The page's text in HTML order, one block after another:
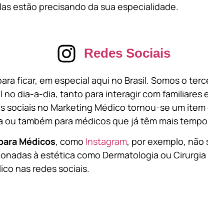
estão precisando da sua especialidade.
Redes Sociais
ficar, em especial aqui no Brasil. Somos o
no dia-a-dia, tanto para interagir com familiares
sociais no Marketing Médico tornou-se um
ou também para médicos que já têm mais
Médicos, como Instagram, por exemplo, não
à estética como Dermatologia ou Cirurgia
nas redes sociais.